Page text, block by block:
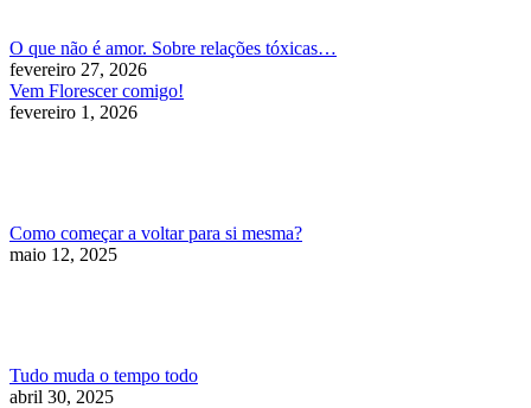
O que não é amor. Sobre relações tóxicas…
fevereiro 27, 2026
Vem Florescer comigo!
fevereiro 1, 2026
Como começar a voltar para si mesma?
maio 12, 2025
Tudo muda o tempo todo
abril 30, 2025